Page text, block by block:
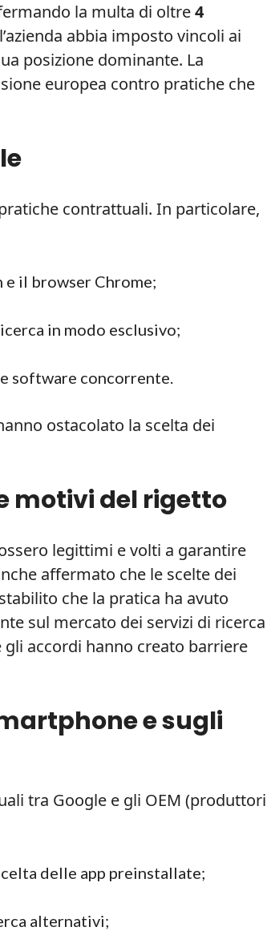
la multa di oltre4
abbia imposto vincoli ai
posizione dominante. La
europea contro pratiche che
contrattuali. In particolare,
e il browser Chrome;
in modo esclusivo;
software concorrente.
ostacolato la scelta dei
motivi del rigetto
legittimi e volti a garantire
affermato che le scelte dei
che la pratica ha avuto
sul mercato dei servizi di ricerca
accordi hanno creato barriere
e sugli
tra Google e gli OEM (produttori
delle app preinstallate;
alternativi;